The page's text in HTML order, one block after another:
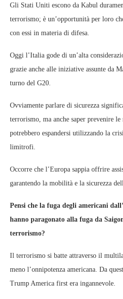
Gli Stati Uniti escono da Kabul
terrorismo; è un’opportunità per loro
con essi in materia di difesa.
Oggi l’Italia gode di un’alta
grazie anche alle iniziative assunte da
turno del G20.
Ovviamente parlare di sicurezza
terrorismo, ma anche saper prevenire
potrebbero espandersi utilizzando la
limitrofi.
Occorre che l’Europa sappia offrire
garantendo la mobilità e la sicurezza
Pensi che la fuga degli americani
hanno paragonato alla fuga da
terrorismo?
Il terrorismo si batte attraverso il
meno l’onnipotenza americana. Da
Trump America first era ingannevole.